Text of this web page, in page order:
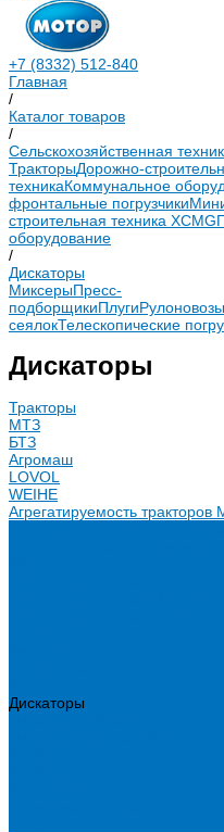
+7 (8332) 512-840
Главная
/
Каталог товаров
/
Сельскохозяйственная
ТракторыДорожно-
техникаКоммунальное
фронтальные погрузчики
строительная техника XCMG
оборудование
/
Дискаторы
МиксерыПресс-
подборщикиПлугиРулоновозы
сеялокТелескопические
Дискаторы
Тракторы
МТЗ
БТЗ
Агромаш
LOVOL
WEIHE
Агрегатируемость тракторов
Дискаторы